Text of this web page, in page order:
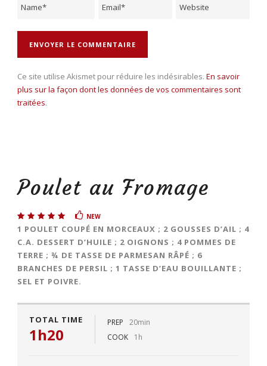
Ce site utilise Akismet pour réduire les indésirables. En savoir
plus sur la façon dont les données de vos commentaires sont
traitées.
Poulet au Fromage
NEW
1 POULET COUPÉ EN MORCEAUX ; 2 GOUSSES D’AIL ; 4
C.A. DESSERT D’HUILE ; 2 OIGNONS ; 4 POMMES DE
TERRE ; ¾ DE TASSE DE PARMESAN RÂPÉ ; 6
BRANCHES DE PERSIL ; 1 TASSE D’EAU BOUILLANTE ;
SEL ET POIVRE.
TOTAL TIME
1h20
PREP
20min
COOK
1h